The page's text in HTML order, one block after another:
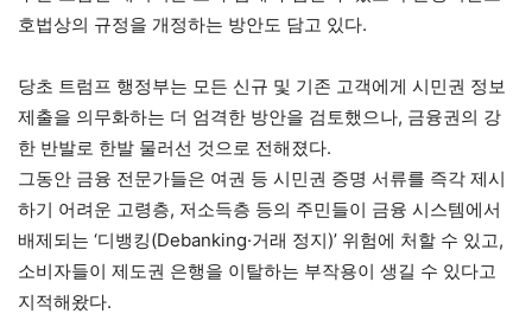
호법상의 규정을 개정하는 방안도 담고 있다.
당초 트럼프 행정부는 모든 신규 및 기존 고객에게 시민권 정보
제출을 의무화하는 더 엄격한 방안을 검토했으나, 금융권의 강
한 반발로 한발 물러선 것으로 전해졌다.
그동안 금융 전문가들은 여권 등 시민권 증명 서류를 즉각 제시
하기 어려운 고령층, 저소득층 등의 주민들이 금융 시스템에서
배제되는 ‘디뱅킹(Debanking·거래 정지)’ 위험에 처할 수 있고,
소비자들이 제도권 은행을 이탈하는 부작용이 생길 수 있다고
지적해왔다.